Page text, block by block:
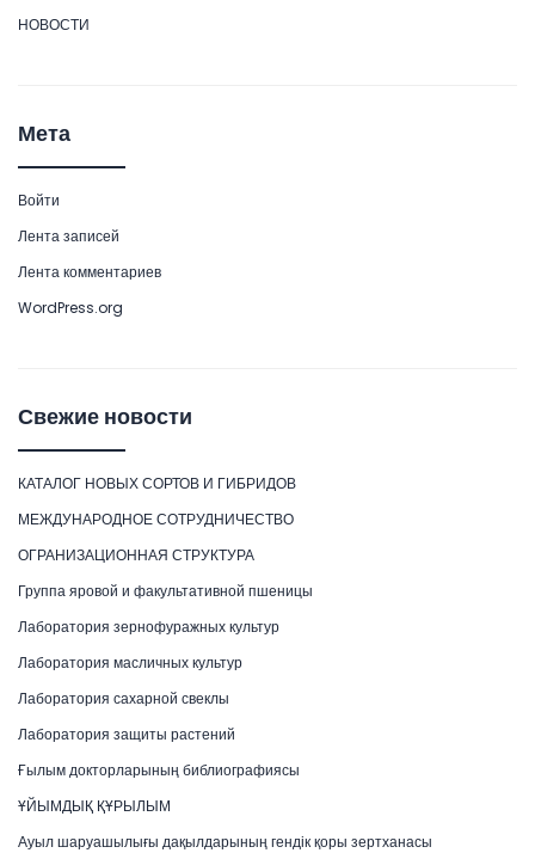
НОВОСТИ
Мета
Войти
Лента записей
Лента комментариев
WordPress.org
Свежие новости
КАТАЛОГ НОВЫХ СОРТОВ И ГИБРИДОВ
МЕЖДУНАРОДНОЕ СОТРУДНИЧЕСТВО
ОГРАНИЗАЦИОННАЯ СТРУКТУРА
Группа яровой и факультативной пшеницы
Лаборатория зернофуражных культур
Лаборатория масличных культур
Лаборатория сахарной свеклы
Лаборатория защиты растений
Ғылым докторларының библиографиясы
ҰЙЫМДЫҚ ҚҰРЫЛЫМ
Ауыл шаруашылығы дақылдарының гендік қоры зертханасы